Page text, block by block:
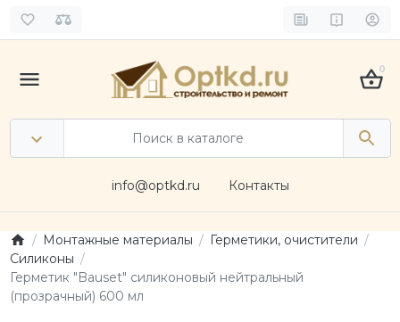
0
info@optkd.ru Контакты
Монтажные материалы
Герметики, очистители
Силиконы
Герметик "Bauset" силиконовый нейтральный
(прозрачный) 600 мл